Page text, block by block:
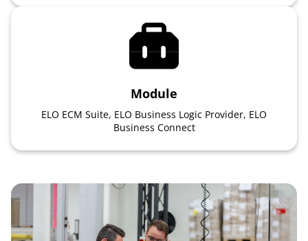
Module
ELO ECM Suite, ELO Business Logic Provider, ELO
Business Connect